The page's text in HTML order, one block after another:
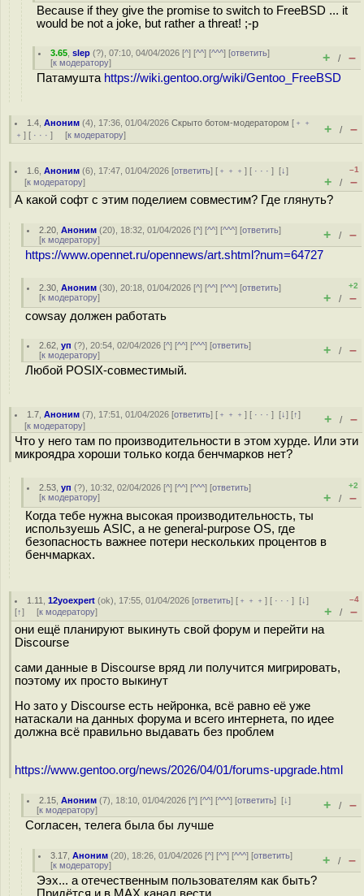
Because if they give the promise to switch to FreeBSD ... it
would be not a joke, but rather a threat! ;-p
3.65 ,slep (?), 07:10, 04/04/2026 [^] [^^] [^^^] [ответить]
[к модератору] + / –
Патамушта https://wiki.gentoo.org/wiki/Gentoo_FreeBSD
1.4 ,Аноним (4), 17:36, 01/04/2026Скрыто ботом-модератором [ ﹢﹢
﹢ ] [ · · · ] [к модератору] + / –
1.6 ,Аноним (6), 17:47, 01/04/2026 [ответить] [ ﹢﹢﹢] [ · · ·][↓]
[к модератору]
–1
+ / –
А какой софт с этим поделием совместим? Где глянуть?
2.20 ,Аноним (20), 18:32, 01/04/2026 [^] [^^] [^^^] [ответить]
[к модератору] + / –
https://www.opennet.ru/opennews/art.shtml?num=64727
2.30 ,Аноним (30), 20:18, 01/04/2026 [^] [^^] [^^^] [ответить]
[к модератору]
+2
+ / –
cowsay должен работать
2.62 ,уп (?), 20:54, 02/04/2026 [^] [^^] [^^^] [ответить]
[к модератору] + / –
Любой POSIX-совместимый.
1.7 ,Аноним (7), 17:51, 01/04/2026 [ответить] [ ﹢﹢﹢] [ · · ·][↓] [↑]
[к модератору] + / –
Что у него там по производительности в этом хурде. Или эти
микроядра хороши только когда бенчмарков нет?
2.53 ,уп (?), 10:32, 02/04/2026 [^] [^^] [^^^] [ответить]
[к модератору]
+2
+ / –
Когда тебе нужна высокая производительность, ты
используешь ASIC, а не general-purpose OS, где
безопасность важнее потери нескольких процентов в
бенчмарках.
1.11 ,12yoexpert (ok), 17:55, 01/04/2026 [ответить] [ ﹢﹢﹢] [ · · ·][↓]
[↑] [к модератору]
–4
+ / –
они ещё планируют выкинуть свой форум и перейти на
Discourse
сами данные в Discourse вряд ли получится мигрировать,
поэтому их просто выкинут
Но зато у Discourse есть нейронка, всё равно её уже
натаскали на данных форума и всего интернета, по идее
должна всё правильно выдавать без проблем
https://www.gentoo.org/news/2026/04/01/forums-upgrade.html
2.15 ,Аноним (7), 18:10, 01/04/2026 [^] [^^] [^^^] [ответить][↓]
[к модератору] + / –
Согласен, телега была бы лучше
3.17 ,Аноним (20), 18:26, 01/04/2026 [^] [^^] [^^^] [ответить]
[к модератору] + / –
Ээх... а отечественным пользователям как быть?